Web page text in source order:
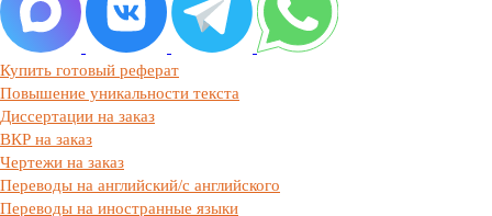
Купить готовый реферат
Повышение уникальности текста
Диссертации на заказ
ВКР на заказ
Чертежи на заказ
Переводы на английский/с английского
Переводы на иностранные языки